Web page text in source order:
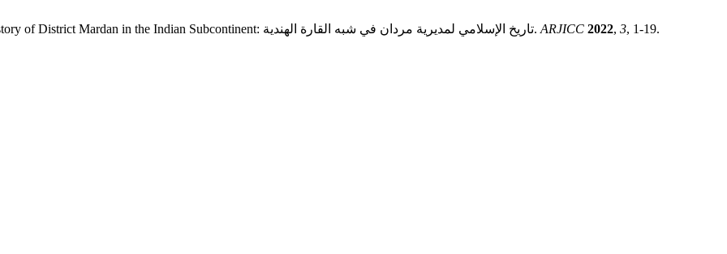
Khoso, D. A. A. .; Hammad, M.; Ahmed, D. M. Arabic 1. Islamic History of District Mardan in the Indian Subcontinent: تاريخ الإسلامي لمديرية مردان في شبه القارة الهندية. ARJICC 2022, 3, 1-19.